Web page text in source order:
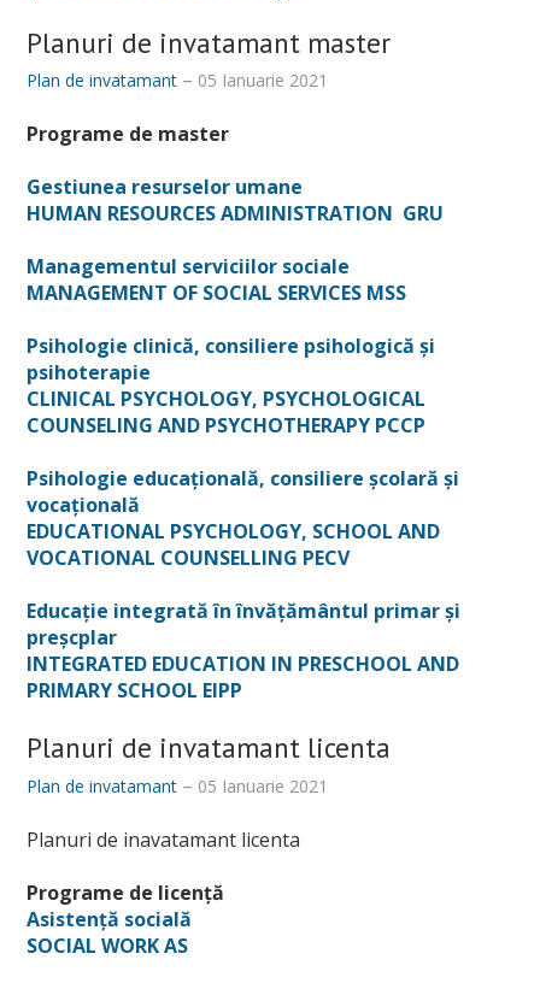
Documente, reglementări și ghiduri
Planuri de invatamant master
Plan de invatamant 05 Ianuarie 2021
Programe de master
Gestiunea resurselor umane
HUMAN RESOURCES ADMINISTRATION GRU
Managementul serviciilor sociale
MANAGEMENT OF SOCIAL SERVICES MSS
Psihologie clinică, consiliere psihologică și
psihoterapie
CLINICAL PSYCHOLOGY, PSYCHOLOGICAL
COUNSELING AND PSYCHOTHERAPY PCCP
Psihologie educațională, consiliere școlară și
vocațională
EDUCATIONAL PSYCHOLOGY, SCHOOL AND
VOCATIONAL COUNSELLING PECV
Educație integrată în învățământul primar și
preșcplar
INTEGRATED EDUCATION IN PRESCHOOL AND
PRIMARY SCHOOL EIPP
Planuri de invatamant licenta
Plan de invatamant 05 Ianuarie 2021
Planuri de inavatamant licenta
Programe de licență
Asistență socială
SOCIAL WORK AS